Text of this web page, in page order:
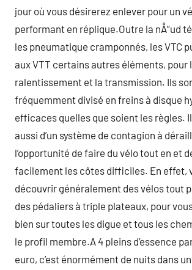
jour où vous désirerez enlever pour un
performant en réplique.Outre la nÅ“ud
les pneumatique cramponnés, les VTC
aux VTT certains autres éléments, pour
ralentissement et la transmission. Ils
fréquemment divisé en freins à disque
efficaces quelles que soient les règles.
aussi d’un système de contagion à
l’opportunité de faire du vélo tout en et
facilement les côtes difficiles. En effet,
découvrir généralement des vélos tout
des pédaliers à triple plateaux, pour
bien sur toutes les digue et tous les
le profil membre.A 4 pleins d’essence
euro, c’est énormément de nuits dans